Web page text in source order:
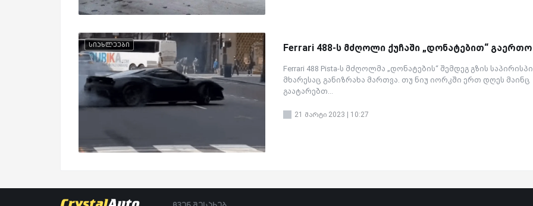
სიახლეები Ferrari 488-ს მძღოლი ქუჩაში „დონატებით“ გაერთო
Ferrari 488 Pista-ს მძღოლმა „დონატების“ შემდეგ გზის
მხარესაც განიზრახა მართვა. თუ ნიუ იორკში ერთ დღეს მაინც
გაატარებთ...
21 მარტი 2023 | 10:27